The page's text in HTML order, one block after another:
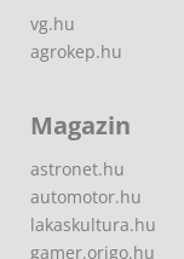
vg.hu
agrokep.hu
Magazin
astronet.hu
automotor.hu
lakaskultura.hu
gamer.origo.hu